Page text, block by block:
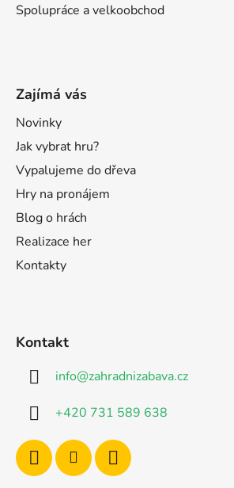
Spolupráce a velkoobchod
Zajímá vás
Novinky
Jak vybrat hru?
Vypalujeme do dřeva
Hry na pronájem
Blog o hrách
Realizace her
Kontakty
Kontakt
info@zahradnizabava.cz
+420 731 589 638